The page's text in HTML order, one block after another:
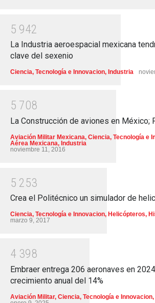
5 942
La Industria aeroespacial mexicana
clave del sexenio
Ciencia, Tecnología e Innovacion, Industria
5 708
La Construcción de aviones en México;
Aviación Militar Mexicana, Ciencia, Tecnología e
Aérea Mexicana, Industria
noviembre 11, 2016
5 253
Crea el Politécnico un simulador de
Ciencia, Tecnología e Innovacion, Helicópteros,
marzo 9, 2017
4 398
Embraer entrega 206 aeronaves en
crecimiento anual del 14%
Aviación Militar, Ciencia, Tecnología e Innovacion,